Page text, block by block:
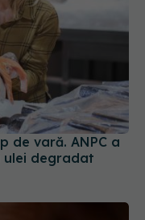
de vară. ANPC a
ulei degradat